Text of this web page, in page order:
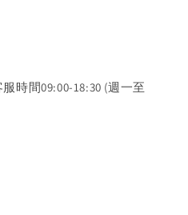
時間09:00-18:30 (週一至